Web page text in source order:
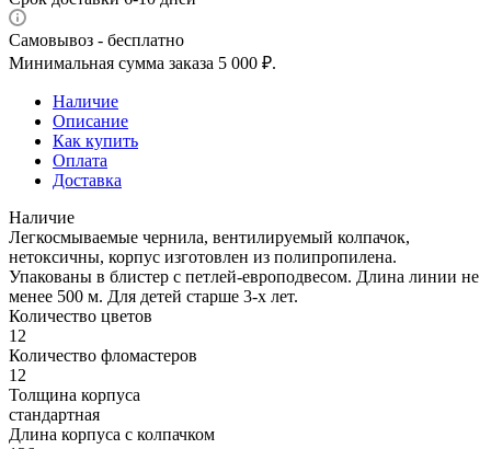
Самовывоз - бесплатно
Минимальная сумма заказа 5 000 ₽.
Наличие
Описание
Как купить
Оплата
Доставка
Наличие
Легкосмываемые чернила, вентилируемый колпачок,
нетоксичны, корпус изготовлен из полипропилена.
Упакованы в блистер с петлей-европодвесом. Длина линии не
менее 500 м. Для детей старше 3-х лет.
Количество цветов
12
Количество фломастеров
12
Толщина корпуса
стандартная
Длина корпуса с колпачком